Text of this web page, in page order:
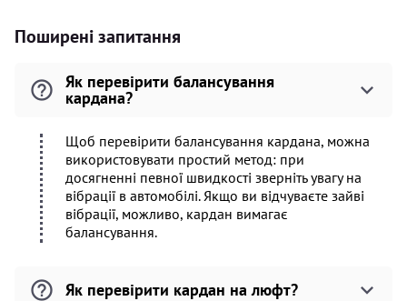
Поширені запитання
Як перевірити балансування
кардана?
Щоб перевірити балансування кардана, можна
використовувати простий метод: при
досягненні певної швидкості зверніть увагу на
вібрації в автомобілі. Якщо ви відчуваєте зайві
вібрації, можливо, кардан вимагає
балансування.
Як перевірити кардан на люфт?